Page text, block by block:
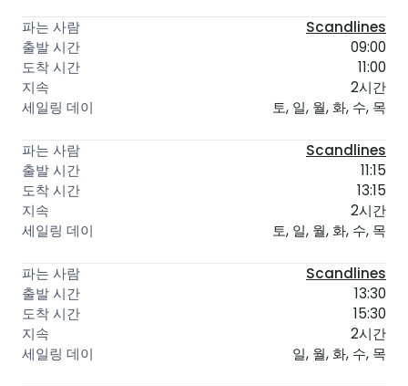
Scandlines
09:00
11:00
2시간
토, 일, 월, 화, 수, 목
Scandlines
11:15
13:15
2시간
토, 일, 월, 화, 수, 목
Scandlines
13:30
15:30
2시간
일, 월, 화, 수, 목